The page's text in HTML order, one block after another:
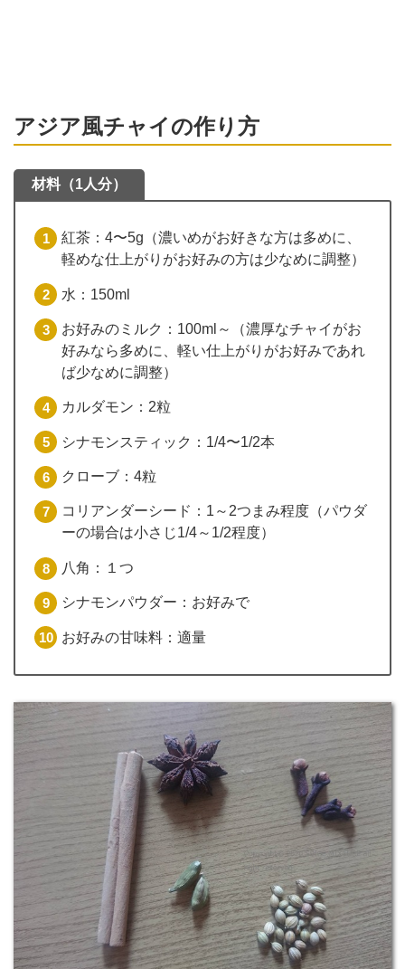
アジア風チャイの作り方
材料（1人分）
紅茶：4〜5g（濃いめがお好きな方は多めに、
軽めな仕上がりがお好みの方は少なめに調整）
水：150ml
お好みのミルク：100ml～（濃厚なチャイがお
好みなら多めに、軽い仕上がりがお好みであれ
ば少なめに調整）
カルダモン：2粒
シナモンスティック：1/4〜1/2本
クローブ：4粒
コリアンダーシード：1～2つまみ程度（パウダ
ーの場合は小さじ1/4～1/2程度）
八角：１つ
シナモンパウダー：お好みで
お好みの甘味料：適量